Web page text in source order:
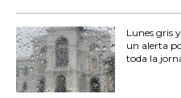
Lunes gris
un alerta
toda la